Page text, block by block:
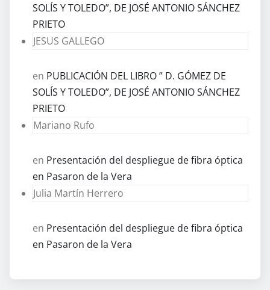
SOLÍS Y TOLEDO”, DE JOSÉ ANTONIO SÁNCHEZ
PRIETO
JESUS GALLEGO
en PUBLICACIÓN DEL LIBRO ” D. GÓMEZ DE
SOLÍS Y TOLEDO”, DE JOSÉ ANTONIO SÁNCHEZ
PRIETO
Mariano Rufo
en Presentación del despliegue de fibra óptica
en Pasaron de la Vera
Julia Martín Herrero
en Presentación del despliegue de fibra óptica
en Pasaron de la Vera